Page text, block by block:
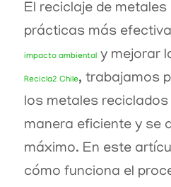
El reciclaje de
prácticas más
impacto ambiental y mejorar
Recicla2 Chile, trabajamos
los metales
manera eficiente y se
máximo. En este
cómo funciona el